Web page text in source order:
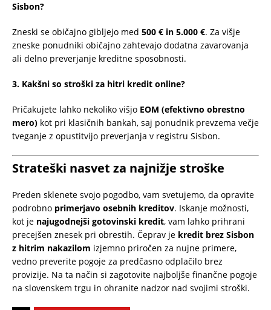
Sisbon?
Zneski se običajno gibljejo med 500 € in 5.000 €. Za višje
zneske ponudniki običajno zahtevajo dodatna zavarovanja
ali delno preverjanje kreditne sposobnosti.
3. Kakšni so stroški za hitri kredit online?
Pričakujete lahko nekoliko višjo EOM (efektivno obrestno
mero) kot pri klasičnih bankah, saj ponudnik prevzema večje
tveganje z opustitvijo preverjanja v registru Sisbon.
Strateški nasvet za najnižje stroške
Preden sklenete svojo pogodbo, vam svetujemo, da opravite
podrobno primerjavo osebnih kreditov. Iskanje možnosti,
kot je najugodnejši gotovinski kredit, vam lahko prihrani
precejšen znesek pri obrestih. Čeprav je kredit brez Sisbon
z hitrim nakazilom izjemno priročen za nujne primere,
vedno preverite pogoje za predčasno odplačilo brez
provizije. Na ta način si zagotovite najboljše finančne pogoje
na slovenskem trgu in ohranite nadzor nad svojimi stroški.